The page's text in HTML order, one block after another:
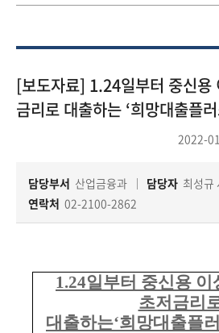
참
여
마
책
마
[보도자료] 1.24일부터 중신용
금리로 대출하는 ‘희망대출플
2022-
담당부서 산업금융과 담당자 최성규
연락처 02-2100-2862
1.24일부터 중신용 이
초저금리
대출하는‘희망대출플